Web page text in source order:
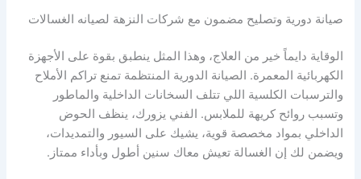
صيانة دورية وتصليح مضمون مع شركات النزهة لصيانه الغسالات
الوقاية دايماً خير من العلاج، وهذا المثل ينطبق بقوة على الأجهزة
الكهربائية المعمرة. الصيانة الدورية المنتظمة تمنع تراكم الأملاح
والترسبات الكلسية اللي تتلف السخانات الداخلية والماطور
وتسبب روائح كريهة للملابس. الفني يزورك، ينظف الحوض
الداخلي بمواد مخصصة قوية، يشيك على السيور والتمديدات،
ويضمن لك إن الغسالة تعيش معاك سنين أطول وبأداء ممتاز.